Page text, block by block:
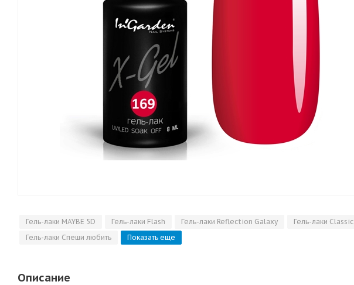
Гель-лаки MAYBE 5D Гель-лаки Flash Гель-лаки Reflection Galaxy Гель-лаки Classic
Гель-лаки Спеши любить
Показать еще
Описание